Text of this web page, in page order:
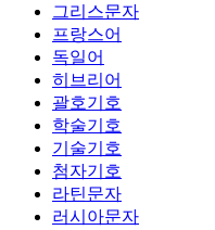
그리스문자
프랑스어
독일어
히브리어
괄호기호
학술기호
기술기호
첨자기호
라틴문자
러시아문자